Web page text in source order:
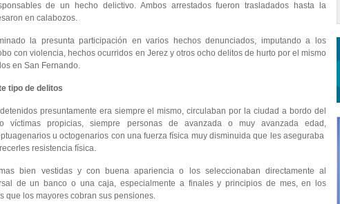
de un hecho delictivo. Ambos arrestados fueron trasladados hasta la
en calabozos.
la presunta participación en varios hechos denunciados, imputando a los
con violencia, hechos ocurridos en Jerez y otros ocho delitos de hurto por el mismo
en San Fernando.
tipo de delitos
presuntamente era siempre el mismo, circulaban por la ciudad a bordo del
víctimas propicias, siempre personas de avanzada o muy avanzada edad,
u octogenarios con una fuerza física muy disminuida que les aseguraba
resistencia física.
bien vestidas y con buena apariencia o los seleccionaban directamente al
de un banco o una caja, especialmente a finales y principios de mes, en los
que los mayores cobran sus pensiones.